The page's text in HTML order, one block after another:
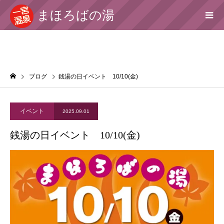
まほろばの湯
ブログ 銭湯の日イベント 10/10(金)
イベント 2025.09.01
銭湯の日イベント 10/10(金)